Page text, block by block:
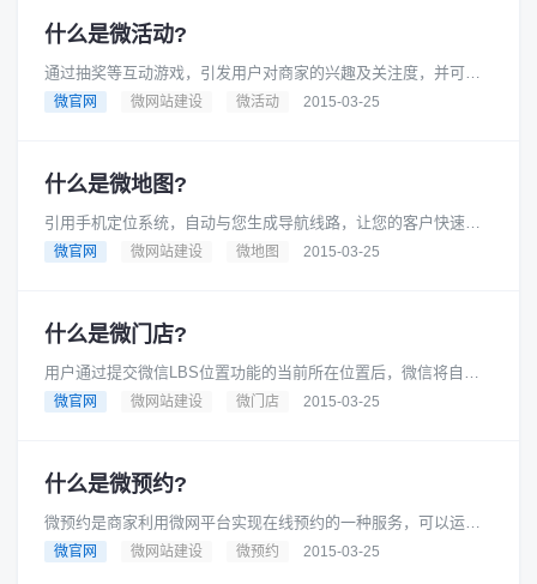
什么是微活动?
通过抽奖等互动游戏，引发用户对商家的兴趣及关注度，并可让
用户自发对商家活动进行口碑宣传，进一步提高商家关注人数，
微官网 微网站建设 微活动 2015-03-25
什么是微地图?
引用手机定位系统，自动与您生成导航线路，让您的客户快速找
到您。 如何提高微信公众平台的粉丝数？如何更好地与粉丝互
微官网 微网站建设 微地图 2015-03-25
什么是微门店?
用户通过提交微信LBS位置功能的当前所在位置后，微信将自动
回复图文信息，内容由商家设置好的店铺位置，可以找到最近的
微官网 微网站建设 微门店 2015-03-25
什么是微预约?
微预约是商家利用微网平台实现在线预约的一种服务，可以运用
于汽车、房产、酒店、医疗、餐饮等一系列行业，购物、消费带
微官网 微网站建设 微预约 2015-03-25